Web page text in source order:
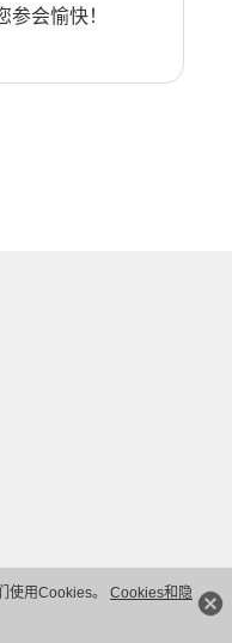
使用Cookies。 Cookies和隐
参会愉快！